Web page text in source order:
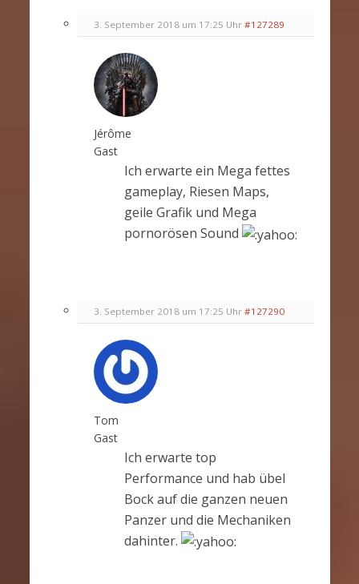
3. September 2018 um 17:25 Uhr #127289
Jérôme
Gast
Ich erwarte ein Mega fettes
gameplay, Riesen Maps,
geile Grafik und Mega
pornorösen Sound
3. September 2018 um 17:25 Uhr #127290
Tom
Gast
Ich erwarte top
Performance und hab übel
Bock auf die ganzen neuen
Panzer und die Mechaniken
dahinter.